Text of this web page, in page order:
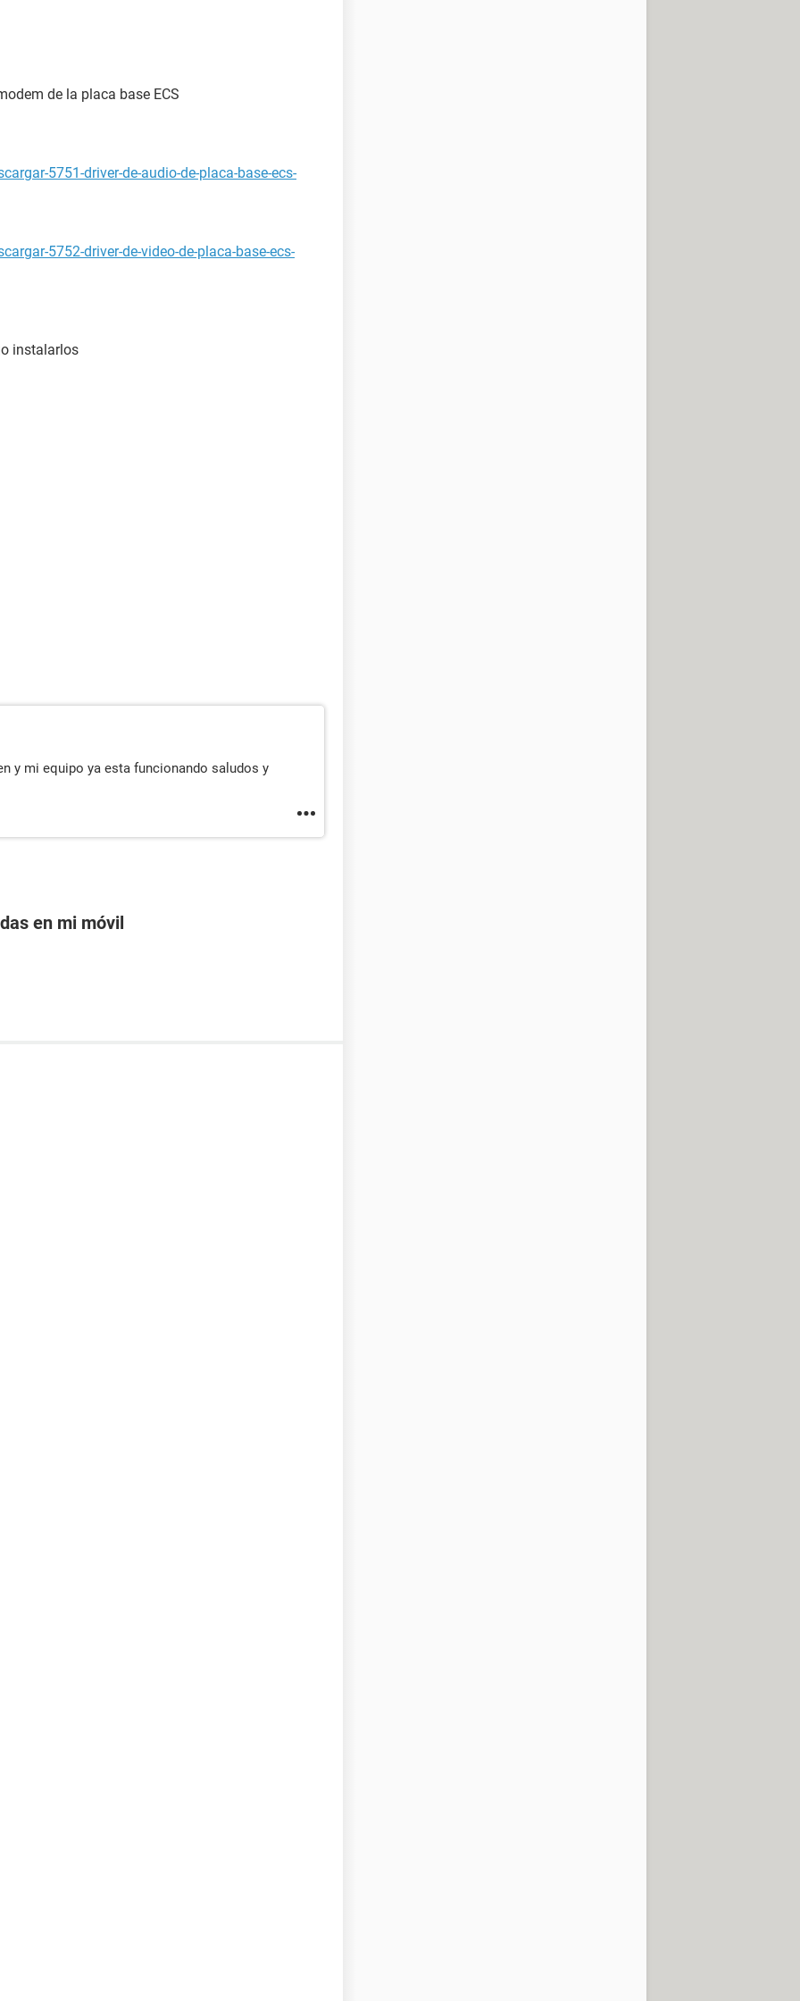
mm
Systems
de la placa base ECS
5751-driver-de-audio-de-placa-base-ecs-
5752-driver-de-video-de-placa-base-ecs-
instalarlos
y mi equipo ya esta funcionando saludos y
en mi móvil